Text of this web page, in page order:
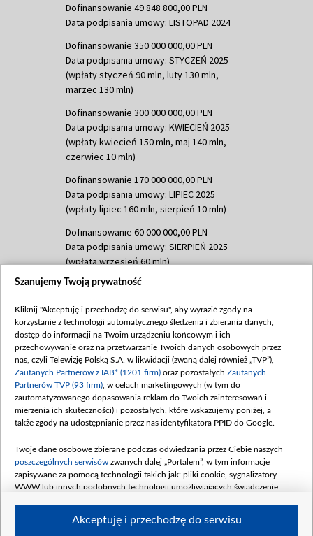
Dofinansowanie 49 848 800,00 PLN
Data podpisania umowy: LISTOPAD 2024
Dofinansowanie 350 000 000,00 PLN
Data podpisania umowy: STYCZEŃ 2025
(wpłaty styczeń 90 mln, luty 130 mln,
marzec 130 mln)
Dofinansowanie 300 000 000,00 PLN
Data podpisania umowy: KWIECIEŃ 2025
(wpłaty kwiecień 150 mln, maj 140 mln,
czerwiec 10 mln)
Dofinansowanie 170 000 000,00 PLN
Data podpisania umowy: LIPIEC 2025
(wpłaty lipiec 160 mln, sierpień 10 mln)
Dofinansowanie 60 000 000,00 PLN
Data podpisania umowy: SIERPIEŃ 2025
(wpłata wrzesień 60 mln)
Dofinansowanie 635 783 051,21 PLN
(wpłata wrzesień 100 mln, październik 350
mln, listopad 265 mln)
Dofinansowanie 48 862 000,00 PLN
Data podpisania umowy: GRUDZIEŃ 2025
(wpłata grudzień 60,548 mln)
Dofinansowanie 900 000 000,00 PLN
Data podpisania umowy: LUTY 2026 (wpłata
kwiecień 180 mln, 7 maja 180 mln, 8
czerwca 90 mln)
Dofinansowanie 250 000 000,00 PLN
4 sierpnia 250 mln
Szanujemy Twoją prywatność
Kliknij "Akceptuję i przechodzę do serwisu", aby wyrazić zgody na
korzystanie z technologii automatycznego śledzenia i zbierania danych,
dostęp do informacji na Twoim urządzeniu końcowym i ich
przechowywanie oraz na przetwarzanie Twoich danych osobowych przez
nas, czyli Telewizję Polską S.A. w likwidacji (zwaną dalej również „TVP”),
Zaufanych Partnerów z IAB* (1201 firm) oraz pozostałych Zaufanych
Partnerów TVP (93 firm) , w celach marketingowych (w tym do
zautomatyzowanego dopasowania reklam do Twoich zainteresowań i
mierzenia ich skuteczności) i pozostałych, które wskazujemy poniżej, a
także zgody na udostępnianie przez nas identyfikatora PPID do Google.
Twoje dane osobowe zbierane podczas odwiedzania przez Ciebie naszych
poszczególnych serwisów zwanych dalej „Portalem”, w tym informacje
zapisywane za pomocą technologii takich jak: pliki cookie, sygnalizatory
WWW lub innych podobnych technologii umożliwiających świadczenie
Akceptuję i przechodzę do serwisu